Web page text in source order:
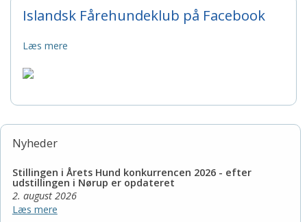
Islandsk Fårehundeklub på Facebook
Læs mere
Nyheder
Stillingen i Årets Hund konkurrencen 2026 - efter
udstillingen i Nørup er opdateret
2. august 2026
Læs mere